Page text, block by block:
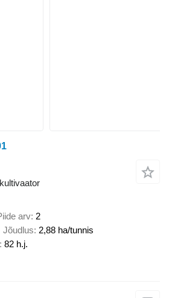
arv 2
Jõudlus 2,88 ha/tunnis
82 h.j.